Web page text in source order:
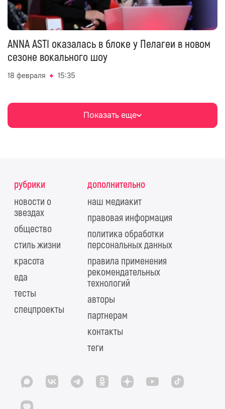
ANNA ASTI оказалась в блоке у Пелагеи в новом
сезоне вокального шоу
18 февраля 15:35
Показать еще
рубрики
новости о
звездах
общество
стиль жизни
красота
еда
тесты
спецпроекты
дополнительно
наш медиакит
правовая информация
политика обработки
персональных данных
правила применения
рекомендательных
технологий
авторы
партнерам
контакты
теги